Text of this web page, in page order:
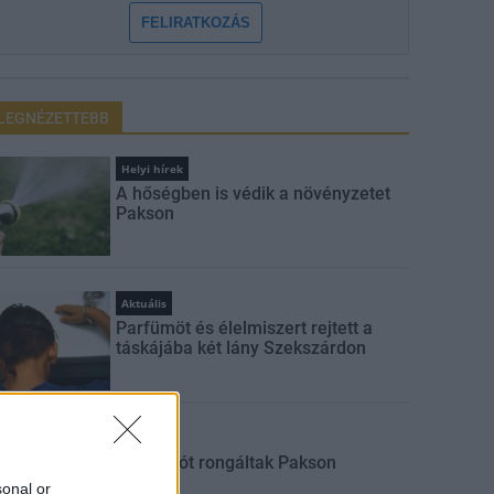
or
FELIRATKOZÁS
Helyi hírek
A hőségben is védik a növényzetet
Pakson
Aktuális
Parfümöt és élelmiszert rejtett a
táskájába két lány Szekszárdon
Aktuális
Sorompót rongáltak Pakson